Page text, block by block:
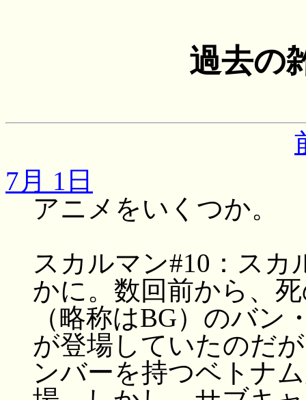
過去の
7月 1日
アニメをいくつか。
スカルマン#10：ス
かに。数回前から、
（略称はBG）のバ
が登場していたのだ
ンバーを持つベトナ